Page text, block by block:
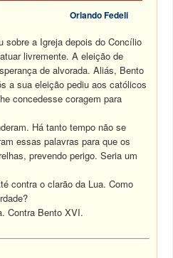
Orlando Fedeli
a Igreja depois do Concílio
livremente. A eleição de
de alvorada. Aliás, Bento
a sua eleição pediu aos católicos
concedesse coragem para
Há tanto tempo não se
essas palavras para que os
prevendo perigo. Seria um
contra o clarão da Lua. Como
Contra Bento XVI.